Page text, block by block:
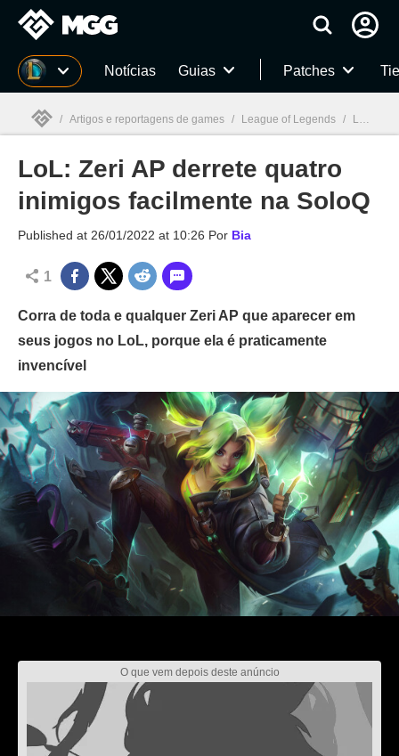
Millenium Notícias Guias Patches
Millenium
/ Artigos e reportagens de games / League of Legends / LoL: Zeri AP derrete quatro inimigos facilmente na SoloQ
LoL: Zeri AP derrete quatro
inimigos facilmente na SoloQ
Published at 26/01/2022 at 10:26 Por Bia
1
Corra de toda e qualquer Zeri AP que aparecer em
seus jogos no LoL, porque ela é praticamente
invencível